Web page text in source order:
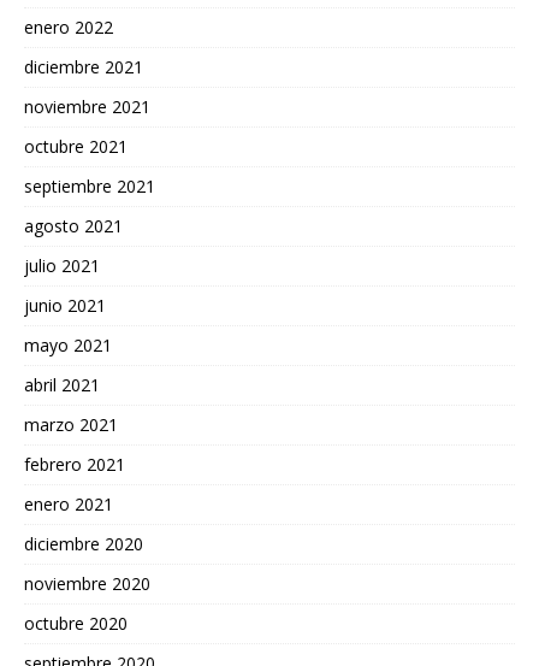
enero 2022
diciembre 2021
noviembre 2021
octubre 2021
septiembre 2021
agosto 2021
julio 2021
junio 2021
mayo 2021
abril 2021
marzo 2021
febrero 2021
enero 2021
diciembre 2020
noviembre 2020
octubre 2020